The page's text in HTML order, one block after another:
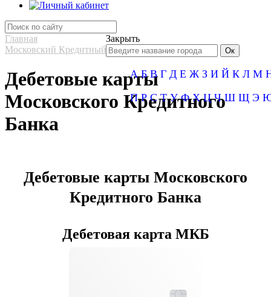
Закрыть
А Б В Г Д Е Ж З И Й К Л М
П Р С Т У Ф Х Ц Ч Ш Щ Э
Главная
Московский Кредитный Банк
Дебетовые карты
Московского Кредитного
Банка
Дебетовые карты Московского
Кредитного Банка
Дебетовая карта МКБ